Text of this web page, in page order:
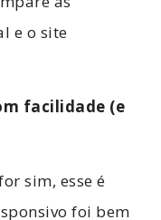
e o site
facilidade (e
sim, esse é
foi bem